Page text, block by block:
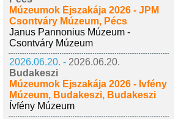
Múzeumok Éjszakája 2026 - JPM
Csontváry Múzeum, Pécs
Janus Pannonius Múzeum -
Csontváry Múzeum
2026.06.20. - 2026.06.20.
Budakeszi
Múzeumok Éjszakája 2026 - Ívfény
Múzeum, Budakeszi, Budakeszi
Ívfény Múzeum